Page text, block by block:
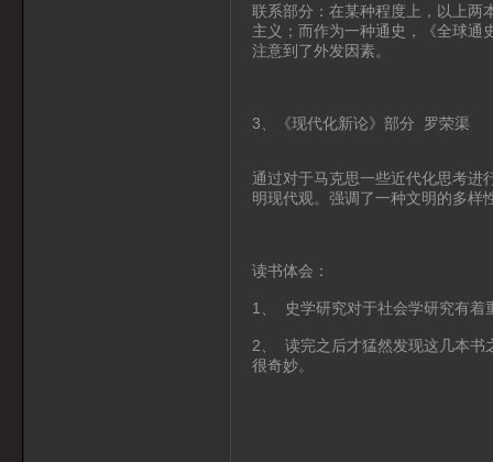
联系部分：在某种程度上，以上两
主义；而作为一种通史，《全球通
注意到了外发因素。
3、《现代化新论》部分 罗荣渠
通过对于马克思一些近代化思考进
明现代观。强调了一种文明的多样
读书体会：
1、 史学研究对于社会学研究有着
2、 读完之后才猛然发现这几本书
很奇妙。